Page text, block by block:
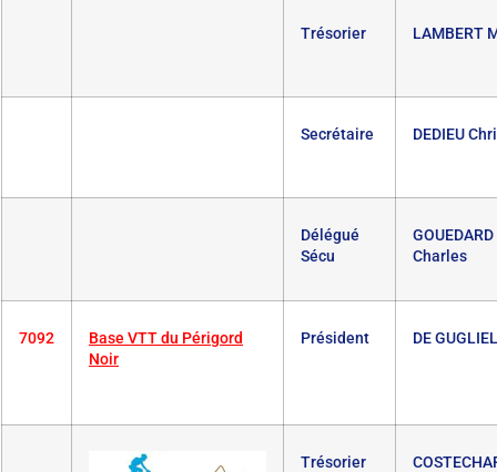
Trésorier LAMBERT
Secrétaire DEDIEU
Délégué
Sécu
GOUEDARD
Charles
7092
Base VTT du Périgord
Noir
Président DE
Trésorier